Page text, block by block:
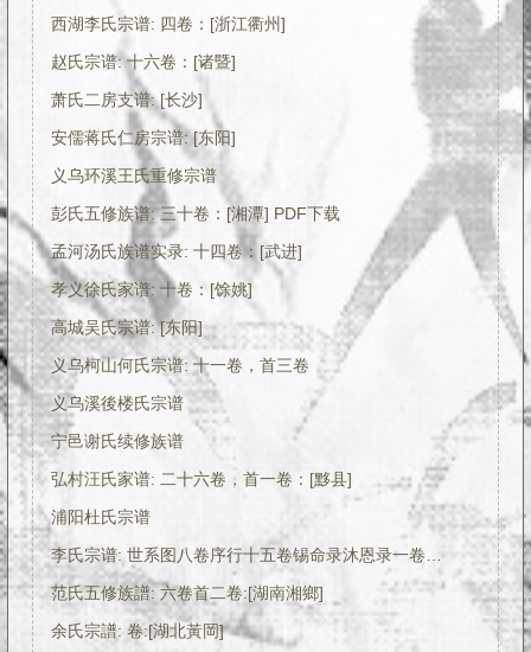
西湖李氏宗谱: 四卷：[浙江衢州]
赵氏宗谱: 十六卷：[诸暨]
萧氏二房支谱: [长沙]
安儒蒋氏仁房宗谱: [东阳]
义乌环溪王氏重修宗谱
彭氏五修族谱: 三十卷：[湘潭] PDF下载
孟河汤氏族谱实录: 十四卷：[武进]
孝义徐氏家谱: 十卷：[馀姚]
高城吴氏宗谱: [东阳]
义乌柯山何氏宗谱: 十一卷，首三卷
义乌溪後楼氏宗谱
宁邑谢氏续修族谱
弘村汪氏家谱: 二十六卷，首一卷：[黟县]
浦阳杜氏宗谱
李氏宗谱: 世系图八卷序行十五卷锡命录沐恩录一卷仕宦录徵德录崇祀录垂训录昭远录一卷墓图三卷:[浙江缙云]
范氏五修族譜: 六卷首二卷:[湖南湘鄉]
余氏宗譜: 卷:[湖北黃岡]